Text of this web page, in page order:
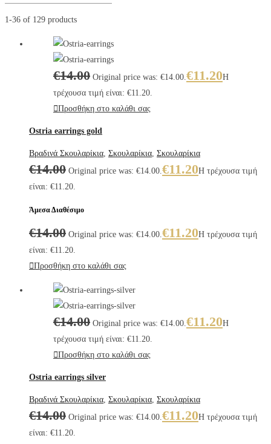
1-36 of 129 products
€14.00 Original price was: €14.00.€11.20Η
τρέχουσα τιμή είναι: €11.20.
Προσθήκη στο καλάθι σας
Ostria earrings gold
Βραδινά Σκουλαρίκια, Σκουλαρίκια, Σκουλαρίκια
€14.00 Original price was: €14.00.€11.20Η τρέχουσα τιμή
είναι: €11.20.
Άμεσα Διαθέσιμο
€14.00 Original price was: €14.00.€11.20Η τρέχουσα τιμή
είναι: €11.20.
Προσθήκη στο καλάθι σας
€14.00 Original price was: €14.00.€11.20Η
τρέχουσα τιμή είναι: €11.20.
Προσθήκη στο καλάθι σας
Ostria earrings silver
Βραδινά Σκουλαρίκια, Σκουλαρίκια, Σκουλαρίκια
€14.00 Original price was: €14.00.€11.20Η τρέχουσα τιμή
είναι: €11.20.